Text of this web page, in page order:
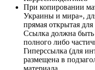
При копировании
Украины и мира»,
прямая открытая
Ссылка должна быть
полного либо
Гиперссылка (для
размещена в
материала.